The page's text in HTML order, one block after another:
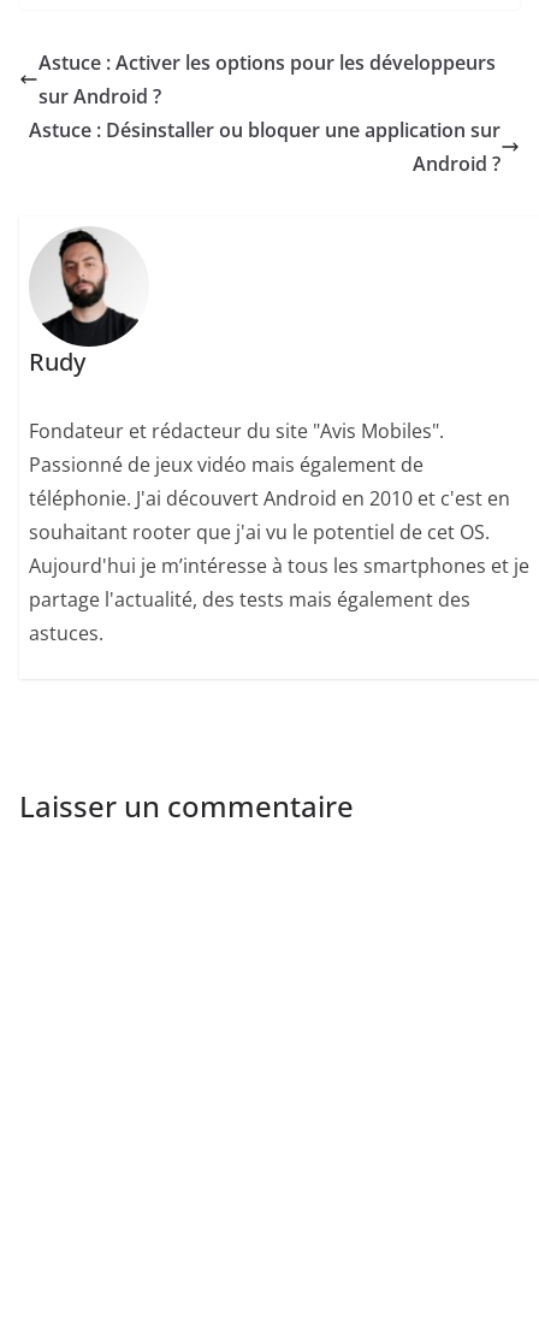
Astuce : Activer les options pour les développeurs
sur Android ?
Astuce : Désinstaller ou bloquer une application sur
Android ?
Rudy
Fondateur et rédacteur du site "Avis Mobiles".
Passionné de jeux vidéo mais également de
téléphonie. J'ai découvert Android en 2010 et c'est en
souhaitant rooter que j'ai vu le potentiel de cet OS.
Aujourd'hui je m’intéresse à tous les smartphones et je
partage l'actualité, des tests mais également des
astuces.
Laisser un commentaire